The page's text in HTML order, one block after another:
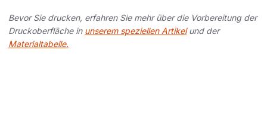
Bevor Sie drucken, erfahren Sie mehr über die Vorbereitung der
Druckoberfläche in unserem speziellen Artikelund der
Materialtabelle.